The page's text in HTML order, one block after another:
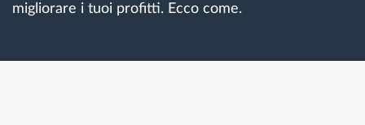
migliorare i tuoi profitti. Ecco come.